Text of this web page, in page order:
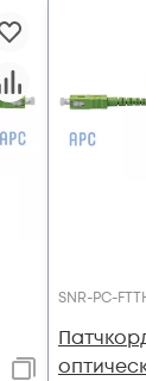
SNR-PC-